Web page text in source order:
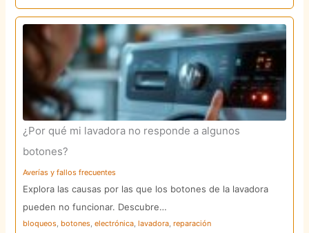
¿Por qué mi lavadora no responde a algunos
botones?
Averías y fallos frecuentes
Explora las causas por las que los botones de la lavadora
pueden no funcionar. Descubre…
bloqueos, botones,electrónica,lavadora,reparación